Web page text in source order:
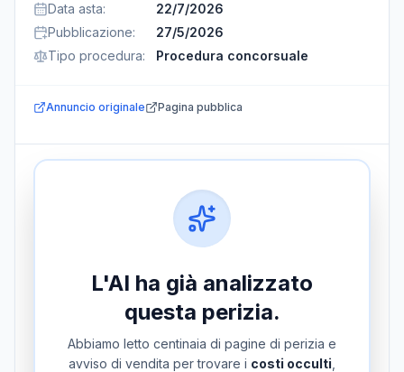
Data asta:
22/7/2026
Pubblicazione:
27/5/2026
Tipo procedura: Procedura concorsuale
Annuncio originale Pagina pubblica
L'AI ha già analizzato
questa perizia.
Abbiamo letto centinaia di pagine di perizia e
avviso di vendita per trovare i costi occulti